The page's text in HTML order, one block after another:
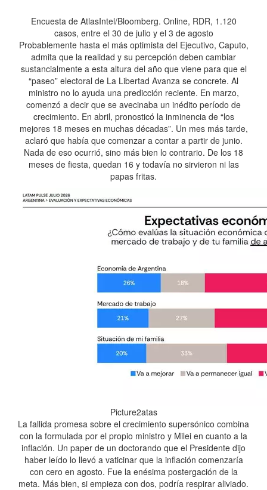
Encuesta de AtlasIntel/Bloomberg. Online, RDR, 1.120
casos, entre el 30 de julio y el 3 de agosto
Probablemente hasta el más optimista del Ejecutivo, Caputo,
admita que la realidad y su percepción deben cambiar
sustancialmente a esta altura del año que viene para que el
“paseo” electoral de La Libertad Avanza se concrete. Al
ministro no lo ayuda una predicción reciente. En marzo,
comenzó a decir que se avecinaba un inédito período de
crecimiento. En abril, pronosticó la inminencia de “los
mejores 18 meses en muchas décadas”. Un mes más tarde,
aclaró que había que comenzar a contar a partir de junio.
Nada de eso ocurrió, sino más bien lo contrario. De los 18
meses de fiesta, quedan 16 y todavía no sirvieron ni las
papas fritas.
Picture2atas
La fallida promesa sobre el crecimiento supersónico combina
con la formulada por el propio ministro y Milei en cuanto a la
inflación. Un paper de un doctorando que el Presidente dijo
haber leído lo llevó a vaticinar que la inflación comenzaría
con cero en agosto. Fue la enésima postergación de la
meta. Más bien, si empieza con dos, podría respirar aliviado.